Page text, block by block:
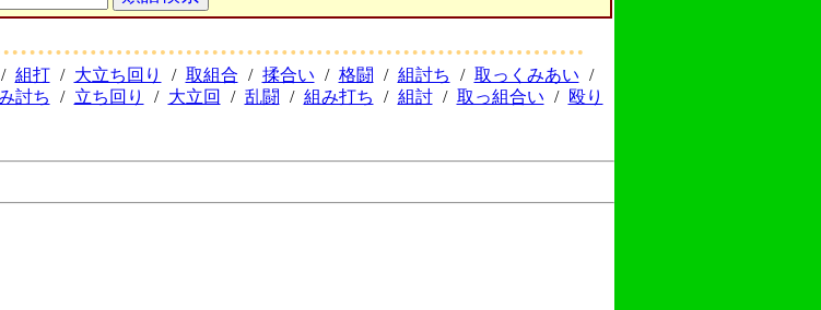
/ 組打 / 大立ち回り / 取組合 / 揉合い / 格闘 / 組討ち / 取っくみあい /
討ち / 立ち回り / 大立回 / 乱闘 / 組み打ち / 組討 / 取っ組合い /
殴り